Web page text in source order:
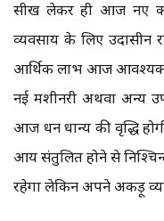
सीख लेकर ही आज नए
व्यवसाय के लिए उदासीन
आर्थिक लाभ आज
नई मशीनरी अथवा अन्य
आज धन धान्य की वृद्धि
आय संतुलित होने से
रहेगा लेकिन अपने अकड़ू